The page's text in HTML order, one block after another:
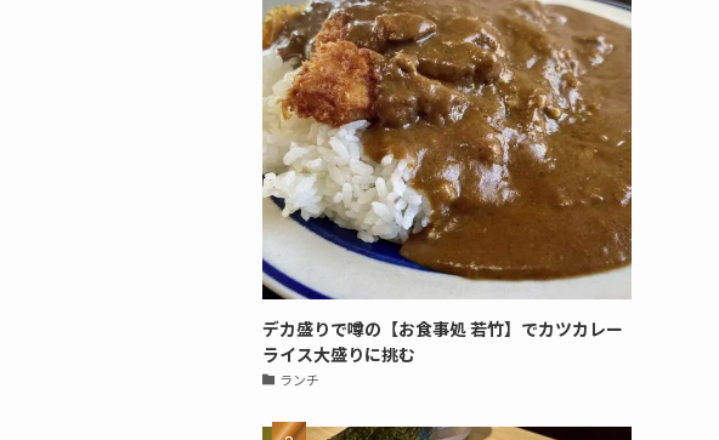
デカ盛りで噂の【お食事処 若竹】でカツカレー
ライス大盛りに挑む
ランチ